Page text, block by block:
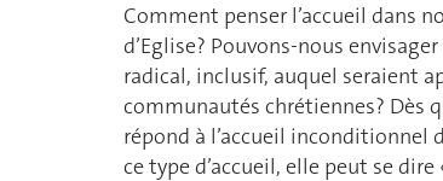
Comment penser l’accueil dans
d’Eglise? Pouvons-nous
radical, inclusif, auquel seraient
communautés chrétiennes? Dès
répond à l’accueil inconditionnel
ce type d’accueil, elle peut se dire